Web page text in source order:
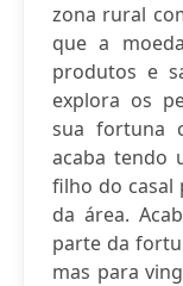
zona rural
que a
produtos e
explora os
sua fortuna
acaba tendo
filho do casal
da área.
parte da
mas para